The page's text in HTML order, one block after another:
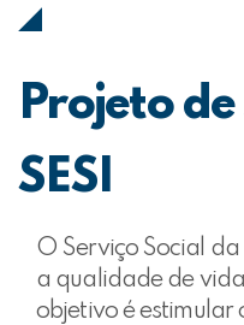
Projeto de
SESI
O Serviço Social
a qualidade de
objetivo é estimular